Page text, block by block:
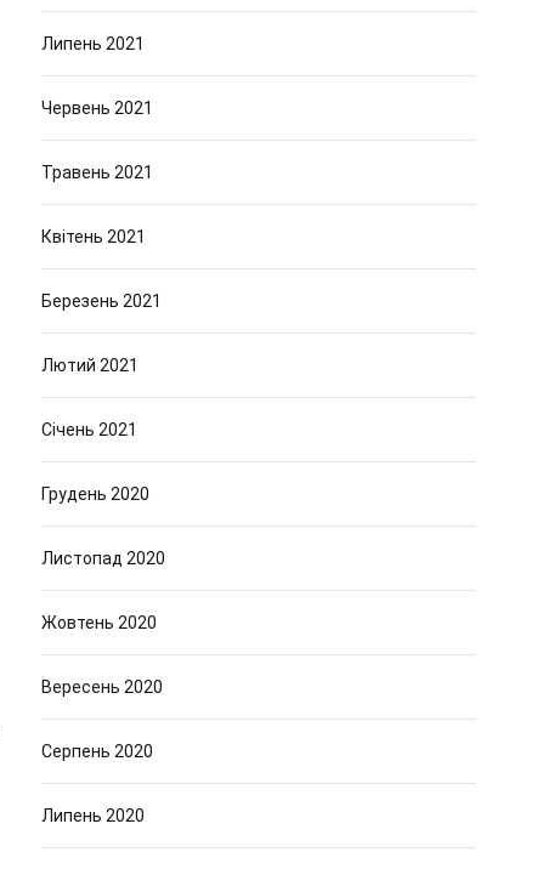
Липень 2021
Червень 2021
Травень 2021
Квітень 2021
Березень 2021
Лютий 2021
Січень 2021
Грудень 2020
Листопад 2020
Жовтень 2020
Вересень 2020
Серпень 2020
Липень 2020